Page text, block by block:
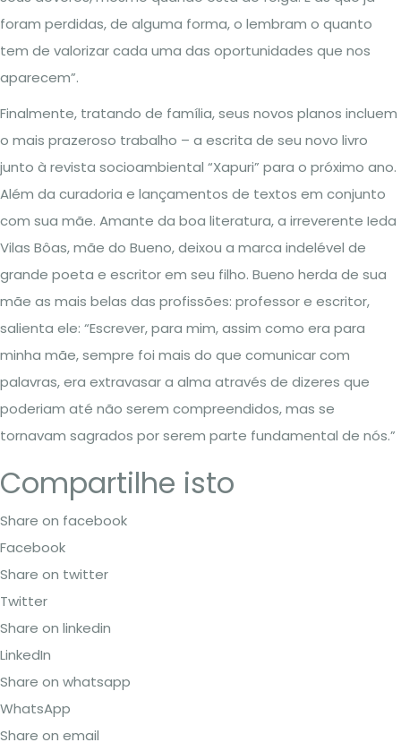
foram perdidas, de alguma forma, o lembram o quanto
tem de valorizar cada uma das oportunidades que nos
aparecem”.
Finalmente, tratando de família, seus novos planos incluem
o mais prazeroso trabalho – a escrita de seu novo livro
junto à revista socioambiental “Xapuri” para o próximo ano.
Além da curadoria e lançamentos de textos em conjunto
com sua mãe. Amante da boa literatura, a irreverente Ieda
Vilas Bôas, mãe do Bueno, deixou a marca indelével de
grande poeta e escritor em seu filho. Bueno herda de sua
mãe as mais belas das profissões: professor e escritor,
salienta ele: “Escrever, para mim, assim como era para
minha mãe, sempre foi mais do que comunicar com
palavras, era extravasar a alma através de dizeres que
poderiam até não serem compreendidos, mas se
tornavam sagrados por serem parte fundamental de nós.”
Compartilhe isto
Share on facebook
Facebook
Share on twitter
Twitter
Share on linkedin
LinkedIn
Share on whatsapp
WhatsApp
Share on email